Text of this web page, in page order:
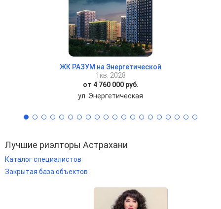
ЖК РАЗУМ на Энергетической
1кв. 2028
от 4 760 000 руб.
ул. Энергетическая
Лучшие риэлторы Астрахани
Каталог специалистов
Закрытая база объектов